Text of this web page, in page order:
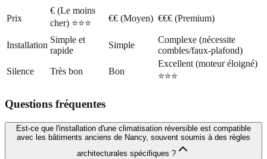
Prix
€ (Le moins
cher) ⭐⭐⭐
€€ (Moyen) €€€ (Premium)
Installation
Simple et
rapide
Simple
Complexe (nécessite
combles/faux-plafond)
Silence Très bon Bon
Excellent (moteur éloigné)
⭐⭐⭐
Questions fréquentes
Est-ce que l'installation d'une climatisation réversible est compatible
avec les bâtiments anciens de Nancy, souvent soumis à des règles
architecturales spécifiques ?